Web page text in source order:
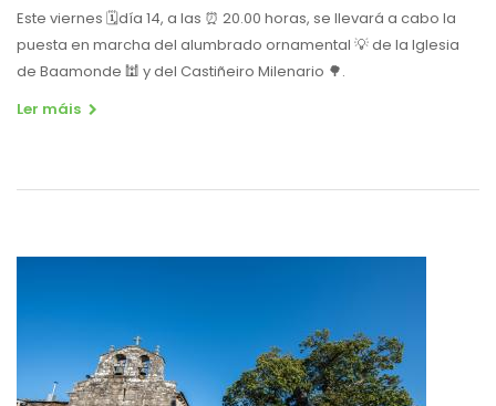
Este viernes 🗓día 14, a las ⏰ 20.00 horas, se llevará a cabo la
puesta en marcha del alumbrado ornamental 💡 de la Iglesia
de Baamonde 🕍 y del Castiñeiro Milenario 🌳.
Ler máis